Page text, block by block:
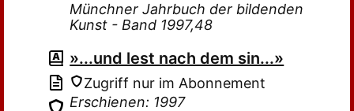
Münchner Jahrbuch der bildenden
Kunst - Band 1997,48
»...und lest nach dem sin...»
Zugriff nur im Abonnement
Erschienen: 1997